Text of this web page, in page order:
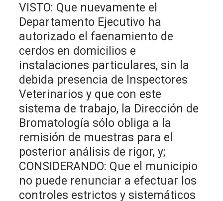
VISTO: Que nuevamente el
Departamento Ejecutivo ha
autorizado el faenamiento de
cerdos en domicilios e
instalaciones particulares, sin la
debida presencia de Inspectores
Veterinarios y que con este
sistema de trabajo, la Dirección de
Bromatología sólo obliga a la
remisión de muestras para el
posterior análisis de rigor, y;
CONSIDERANDO: Que el municipio
no puede renunciar a efectuar los
controles estrictos y sistemáticos